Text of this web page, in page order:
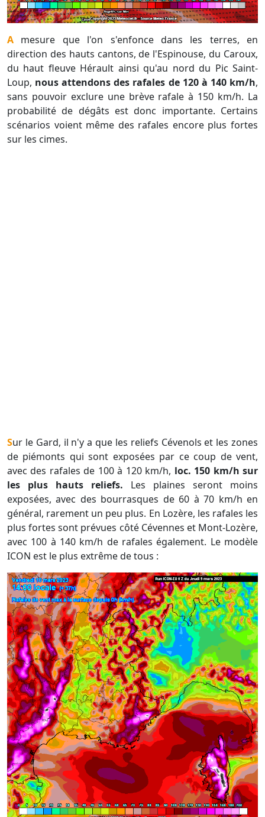
A mesure que l'on s'enfonce dans les terres, en
direction des hauts cantons, de l'Espinouse, du Caroux,
du haut fleuve Hérault ainsi qu'au nord du Pic Saint-
Loup, nous attendons des rafales de 120 à 140 km/h,
sans pouvoir exclure une brève rafale à 150 km/h. La
probabilité de dégâts est donc importante. Certains
scénarios voient même des rafales encore plus fortes
sur les cimes.
Sur le Gard, il n'y a que les reliefs Cévenols et les zones
de piémonts qui sont exposées par ce coup de vent,
avec des rafales de 100 à 120 km/h, loc. 150 km/h sur
les plus hauts reliefs. Les plaines seront moins
exposées, avec des bourrasques de 60 à 70 km/h en
général, rarement un peu plus. En Lozère, les rafales les
plus fortes sont prévues côté Cévennes et Mont-Lozère,
avec 100 à 140 km/h de rafales également. Le modèle
ICON est le plus extrême de tous :